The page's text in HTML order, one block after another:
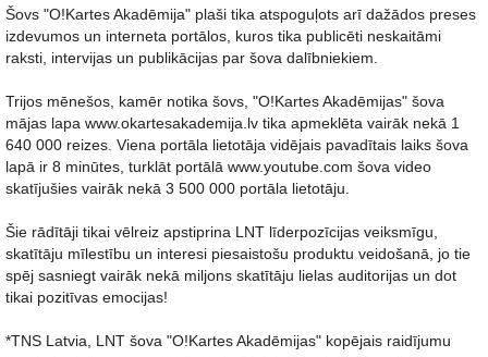
Šovs "O!Kartes Akadēmija" plaši tika atspoguļots arī dažādos preses
izdevumos un interneta portālos, kuros tika publicēti neskaitāmi
raksti, intervijas un publikācijas par šova dalībniekiem.
Trijos mēnešos, kamēr notika šovs, "O!Kartes Akadēmijas" šova
mājas lapa www.okartesakademija.lv tika apmeklēta vairāk nekā 1
640 000 reizes. Viena portāla lietotāja vidējais pavadītais laiks šova
lapā ir 8 minūtes, turklāt portālā www.youtube.com šova video
skatījušies vairāk nekā 3 500 000 portāla lietotāju.
Šie rādītāji tikai vēlreiz apstiprina LNT līderpozīcijas veiksmīgu,
skatītāju mīlestību un interesi piesaistošu produktu veidošanā, jo tie
spēj sasniegt vairāk nekā miljons skatītāju lielas auditorijas un dot
tikai pozitīvas emocijas!
*TNS Latvia, LNT šova "O!Kartes Akadēmijas" kopējais raidījumu